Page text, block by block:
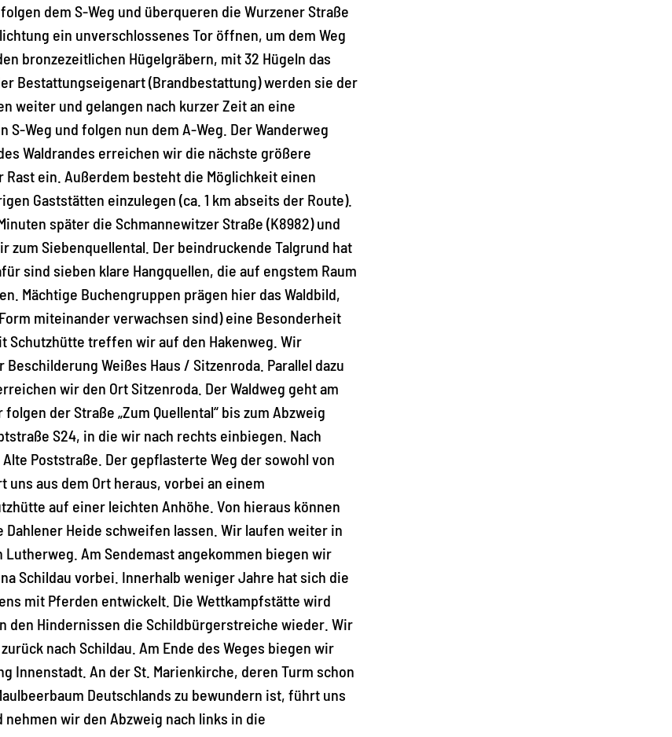
dem S-Weg und überqueren die Wurzener Straße
ein unverschlossenes Tor öffnen, um dem Weg
bronzezeitlichen Hügelgräbern, mit 32 Hügeln das
Bestattungseigenart (Brandbestattung) werden sie der
weiter und gelangen nach kurzer Zeit an eine
Weg und folgen nun dem A-Weg. Der Wanderweg
Waldrandes erreichen wir die nächste größere
ein. Außerdem besteht die Möglichkeit einen
Gaststätten einzulegen (ca. 1 km abseits der Route).
später die Schmannewitzer Straße (K8982) und
zum Siebenquellental. Der beindruckende Talgrund hat
sind sieben klare Hangquellen, die auf engstem Raum
Mächtige Buchengruppen prägen hier das Waldbild,
miteinander verwachsen sind) eine Besonderheit
Schutzhütte treffen wir auf den Hakenweg. Wir
Weißes Haus / Sitzenroda. Parallel dazu
wir den Ort Sitzenroda. Der Waldweg geht am
der Straße „Zum Quellental“ bis zum Abzweig
S24, in die wir nach rechts einbiegen. Nach
Poststraße. Der gepflasterte Weg der sowohl von
aus dem Ort heraus, vorbei an einem
auf einer leichten Anhöhe. Von hieraus können
Heide schweifen lassen. Wir laufen weiter in
Am Sendemast angekommen biegen wir
Schildau vorbei. Innerhalb weniger Jahre hat sich die
mit Pferden entwickelt. Die Wettkampfstätte wird
Hindernissen die Schildbürgerstreiche wieder. Wir
nach Schildau. Am Ende des Weges biegen wir
Innenstadt. An der St. Marienkirche, deren Turm schon
Deutschlands zu bewundern ist, führt uns
wir den Abzweig nach links in die